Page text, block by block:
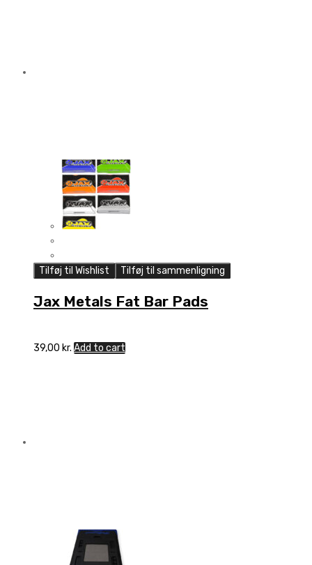
Tilføj til Wishlist Tilføj til sammenligning
Jax Metals Fat Bar Pads
39,00 kr. Add to cart